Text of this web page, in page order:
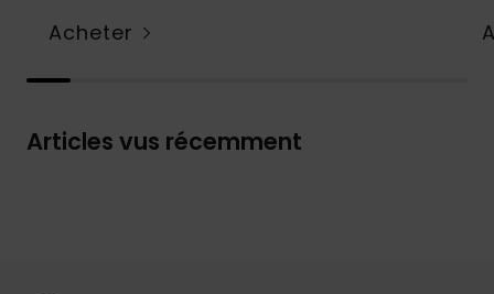
Acheter
Articles vus récemment